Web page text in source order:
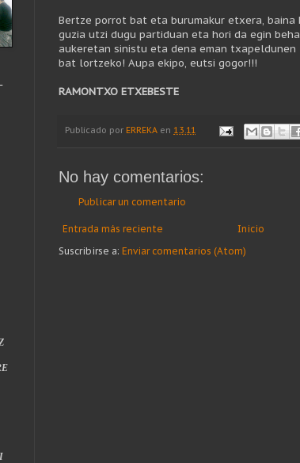
Bertze porrot bat eta burumakur etxera, baina
guzia utzi dugu partiduan eta hori da egin
aukeretan sinistu eta dena eman
bat lortzeko! Aupa ekipo, eutsi gogor!!!
RAMONTXO ETXEBESTE
Publicado por ERREKA en 1.3.11
No hay comentarios:
Publicar un comentario
Entrada más reciente
Inicio
Suscribirse a: Enviar comentarios (Atom)